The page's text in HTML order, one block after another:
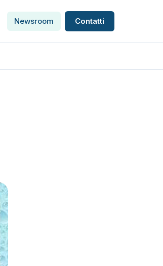
Newsroom Contatti